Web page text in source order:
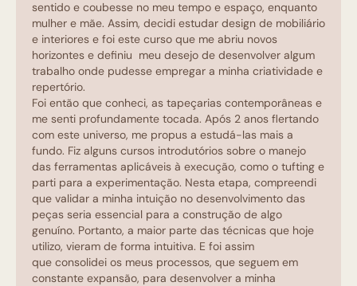
sentido e coubesse no meu tempo e espaço, enquanto
mulher e mãe. Assim, decidi estudar design de mobiliário
e interiores e foi este curso que me abriu novos
horizontes e definiu meu desejo de desenvolver algum
trabalho onde pudesse empregar a minha criatividade e
repertório.
Foi então que conheci, as tapeçarias contemporâneas e
me senti profundamente tocada. Após 2 anos flertando
com este universo, me propus a estudá-las mais a
fundo. Fiz alguns cursos introdutórios sobre o manejo
das ferramentas aplicáveis à execução, como o tufting e
parti para a experimentação. Nesta etapa, compreendi
que validar a minha intuição no desenvolvimento das
peças seria essencial para a construção de algo
genuíno. Portanto, a maior parte das técnicas que hoje
utilizo, vieram de forma intuitiva. E foi assim
que consolidei os meus processos, que seguem em
constante expansão, para desenvolver a minha